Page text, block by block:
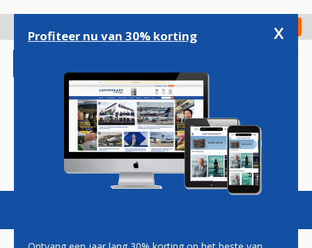
gaan
Check in
Magazine Podcasts Vacatures
Profiteer nu van 30% korting x